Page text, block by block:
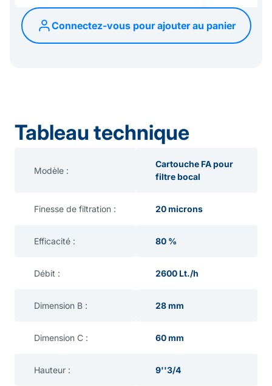
Connectez-vous pour ajouter au panier
Tableau technique
Modèle :
Cartouche FA pour
filtre bocal
Finesse de filtration : 20 microns
Efficacité : 80 %
Débit : 2600 Lt./h
Dimension B : 28 mm
Dimension C : 60 mm
Hauteur : 9''3/4